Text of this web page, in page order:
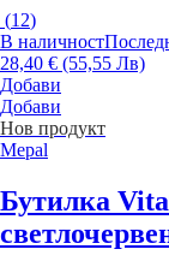
(12)
В наличност
28,40 € (55,55 Лв)
Добави
Добави
Нов продукт
Mepal
Бутилка Vita